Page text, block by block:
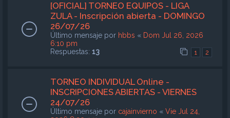
[OFICIAL] TORNEO EQUIPOS - LIGA
ZULA - Inscripción abierta - DOMINGO
26/07/26
Último mensaje por hbbs « Dom Jul 26, 2026
6:10 pm
Respuestas: 13 1 2
TORNEO INDIVIDUAL Online -
INSCRIPCIONES ABIERTAS - VIERNES
24/07/26
Último mensaje por cajainvierno « Vie Jul 24,